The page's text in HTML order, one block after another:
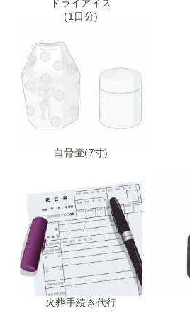
ドライアイス
(1日分)
白骨壷(7寸)
火葬手続き代行